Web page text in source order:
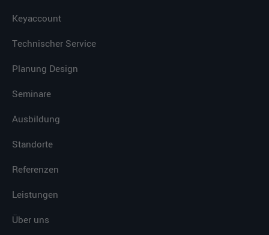
Keyaccount
Technischer Service
Planung Design
Seminare
Ausbildung
Standorte
Referenzen
Leistungen
Über uns